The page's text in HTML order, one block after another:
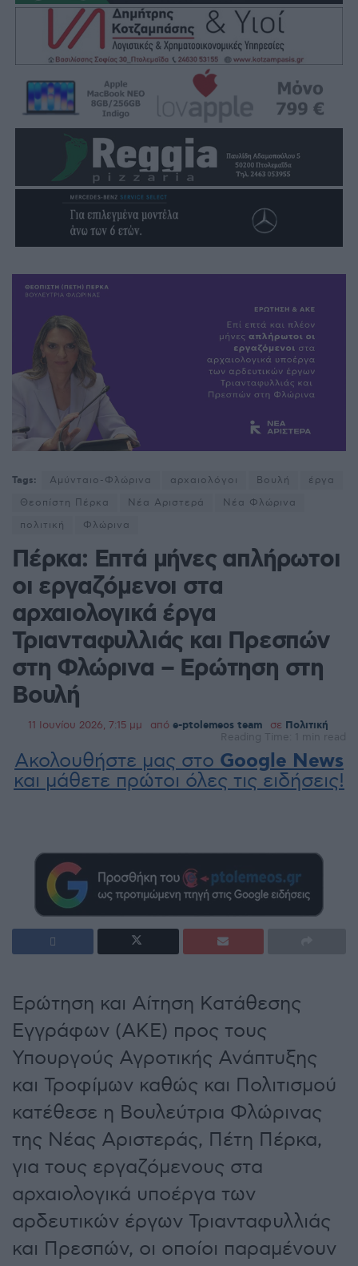
Tags: Αμύνταιο-Φλώρινα αρχαιολόγοι Βουλή
έργα
Θεοπίστη Πέρκα
Νέα Αριστερά
Νέα Φλώρινα
πολιτική
Φλώρινα
Πέρκα: Επτά μήνες απλήρωτοι
οι εργαζόμενοι στα
αρχαιολογικά έργα
Τριανταφυλλιάς και Πρεσπών
στη Φλώρινα – Ερώτηση στη
Βουλή
11 Ιουνίου 2026, 7:15 μμ από e-ptolemeos team σε Πολιτική
Reading Time: 1 min read
Ακολουθήστε μας στο Google News
και μάθετε πρώτοι όλες τις ειδήσεις!
Ερώτηση και Αίτηση Κατάθεσης
Εγγράφων (ΑΚΕ) προς τους
Υπουργούς Αγροτικής Ανάπτυξης
και Τροφίμων καθώς και Πολιτισμού
κατέθεσε η Βουλεύτρια Φλώρινας
της Νέας Αριστεράς, Πέτη Πέρκα,
για τους εργαζόμενους στα
αρχαιολογικά υποέργα των
αρδευτικών έργων Τριανταφυλλιάς
και Πρεσπών, οι οποίοι παραμένουν